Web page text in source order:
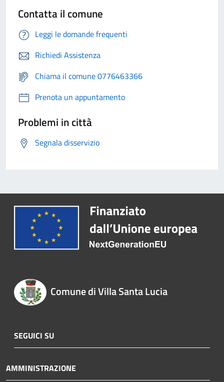
Contatta il comune
Leggi le domande frequenti
Richiedi Assistenza
Chiama il comune 0776463366
Prenota un appuntamento
Problemi in città
Segnala disservizio
Comune di Villa Santa Lucia
SEGUICI SU
AMMINISTRAZIONE